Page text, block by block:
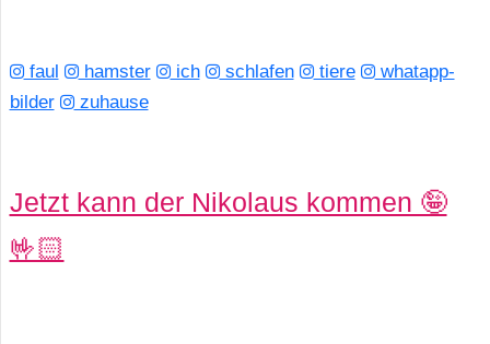
faul hamster ich schlafen tiere
whatapp-
bilder
zuhause
Jetzt kann der Nikolaus kommen 🤪
🤟🏻